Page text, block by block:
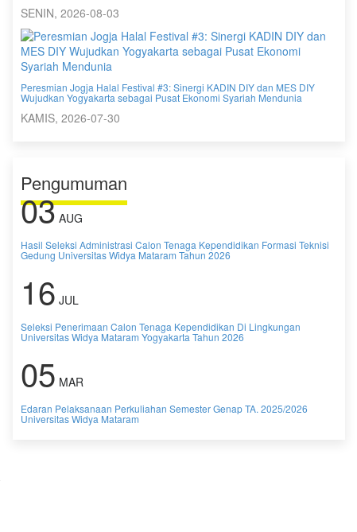
SENIN, 2026-08-03
Peresmian Jogja Halal Festival #3: Sinergi KADIN DIY dan MES DIY
Wujudkan Yogyakarta sebagai Pusat Ekonomi Syariah Mendunia
KAMIS, 2026-07-30
Pengumuman
03 AUG
Hasil Seleksi Administrasi Calon Tenaga Kependidikan Formasi Teknisi
Gedung Universitas Widya Mataram Tahun 2026
16 JUL
Seleksi Penerimaan Calon Tenaga Kependidikan Di Lingkungan
Universitas Widya Mataram Yogyakarta Tahun 2026
05 MAR
Edaran Pelaksanaan Perkuliahan Semester Genap TA. 2025/2026
Universitas Widya Mataram